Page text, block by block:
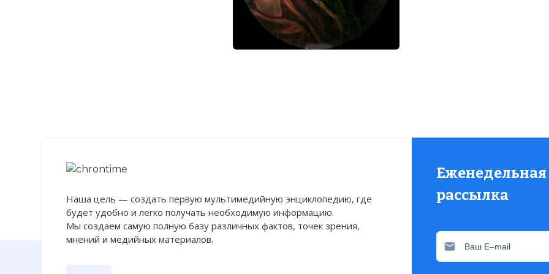
Наша цель — создать первую мультимедийную энциклопедию, где
будет удобно и легко получать необходимую информацию.
Мы создаем самую полную базу различных фактов, точек зрения,
мнений и медийных материалов.
Еженедельная
рассылка